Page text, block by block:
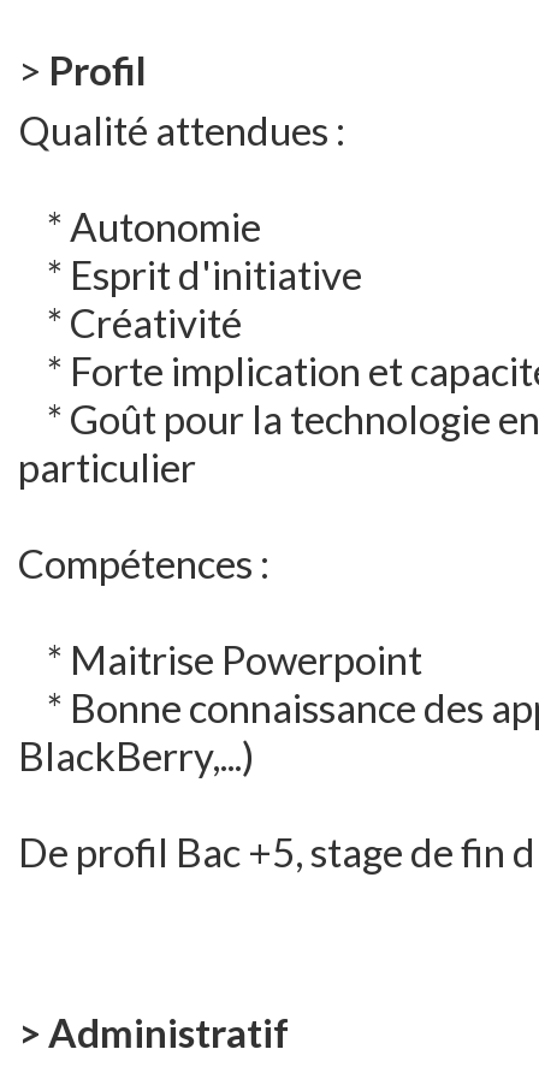
> Profil
Qualité attendues :
* Autonomie
* Esprit d'initiative
* Créativité
* Forte implication et
* Goût pour la technologie
particulier
Compétences :
* Maitrise Powerpoint
* Bonne connaissance des
BlackBerry,...)
De profil Bac +5, stage de fin
> Administratif